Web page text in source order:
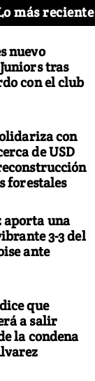
más reciente
nuevo
tras
con el club
con
de USD
forestales
aporta una
3-3 del
ante
que
a salir
la condena